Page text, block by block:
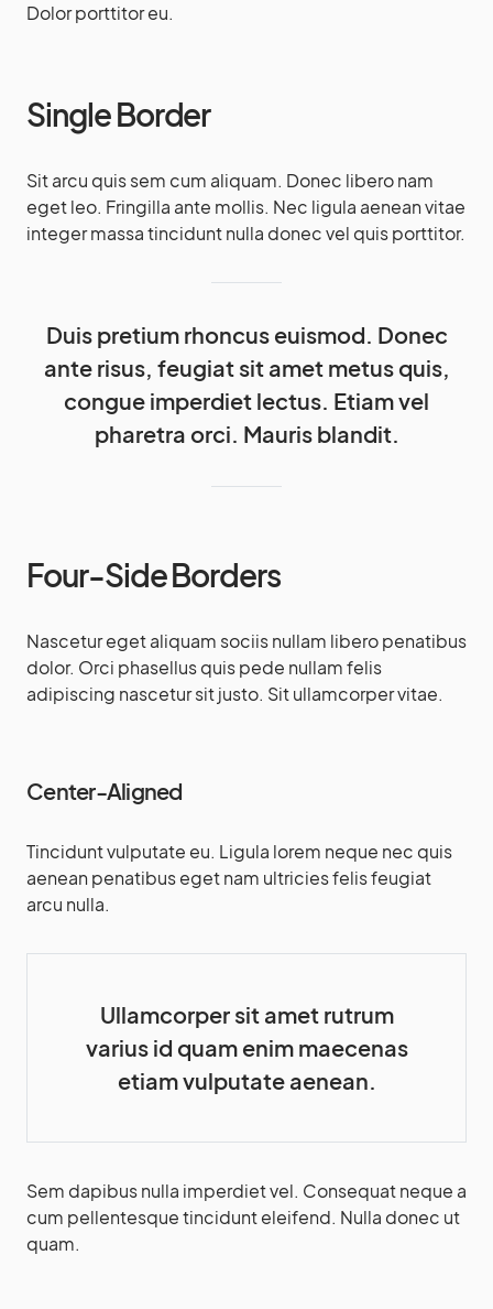
Dolor porttitor eu.
Single Border
Sit arcu quis sem cum aliquam. Donec libero nam
eget leo. Fringilla ante mollis. Nec ligula aenean vitae
integer massa tincidunt nulla donec vel quis porttitor.
Duis pretium rhoncus euismod. Donec
ante risus, feugiat sit amet metus quis,
congue imperdiet lectus. Etiam vel
pharetra orci. Mauris blandit.
Four-Side Borders
Nascetur eget aliquam sociis nullam libero penatibus
dolor. Orci phasellus quis pede nullam felis
adipiscing nascetur sit justo. Sit ullamcorper vitae.
Center-Aligned
Tincidunt vulputate eu. Ligula lorem neque nec quis
aenean penatibus eget nam ultricies felis feugiat
arcu nulla.
Ullamcorper sit amet rutrum
varius id quam enim maecenas
etiam vulputate aenean.
Sem dapibus nulla imperdiet vel. Consequat neque a
cum pellentesque tincidunt eleifend. Nulla donec ut
quam.